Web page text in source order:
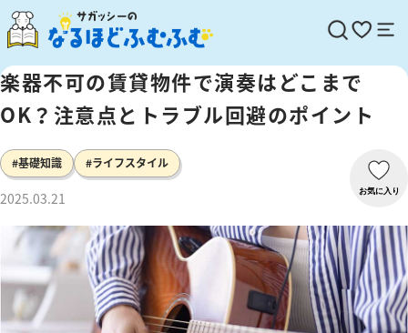
楽器不可の賃貸物件で演奏はどこまで
OK？注意点とトラブル回避のポイント
#基礎知識 #ライフスタイル
2025.03.21 お気に入り